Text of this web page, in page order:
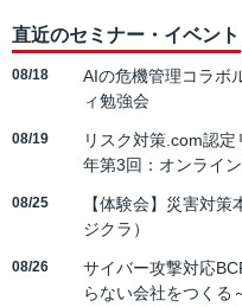
直近のセミナー・イベント
08/18
AIの危機管理コラボ
ィ勉強会
08/19
リスク対策.com認
年第3回：オンライン
08/25
【体験会】災害対
ジクラ）
08/26
サイバー攻撃対応
らない会社をつくる